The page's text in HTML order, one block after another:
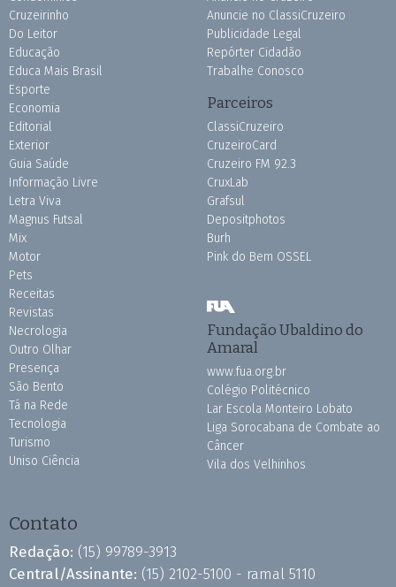
Cruzeirinho
Do Leitor
Educação
Educa Mais Brasil
Esporte
Economia
Editorial
Exterior
Guia Saúde
Informação Livre
Letra Viva
Magnus Futsal
Mix
Motor
Pets
Receitas
Revistas
Necrologia
Outro Olhar
Presença
São Bento
Tá na Rede
Tecnologia
Turismo
Uniso Ciência
Anuncie no ClassiCruzeiro
Publicidade Legal
Repórter Cidadão
Trabalhe Conosco
Parceiros
ClassiCruzeiro
CruzeiroCard
Cruzeiro FM 92.3
CruxLab
Grafsul
Depositphotos
Burh
Pink do Bem OSSEL
Fundação Ubaldino do
Amaral
www.fua.org.br
Colégio Politécnico
Lar Escola Monteiro Lobato
Liga Sorocabana de Combate ao
Câncer
Vila dos Velhinhos
Contato
Redação: (15) 99789-3913
Central/Assinante: (15) 2102-5100 - ramal 5110